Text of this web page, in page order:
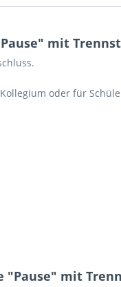
mit
oder für
mit